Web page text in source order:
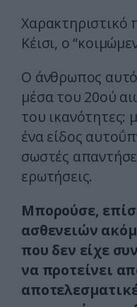
Χαρακτηριστικό
Kέισι, ο
O άνθρωπος
μέσα του 20ού
του ικανότητες:
ένα είδος
σωστές
ερωτήσεις.
Μπορούσε,
ασθενειών
που δεν είχε
να προτείνει